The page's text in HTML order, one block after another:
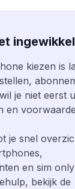
kiezen is
je niet eerst
en
je snel
en sim
bekijk de